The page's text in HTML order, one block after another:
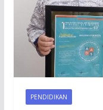
PENDIDIKAN